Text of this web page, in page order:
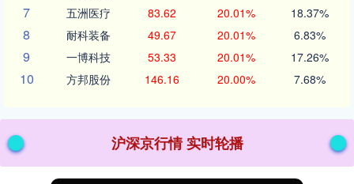
7 五洲医疗 83.62 20.01% 18.37%
8 耐科装备 49.67 20.01% 6.83%
9 一博科技 53.33 20.01% 17.26%
10 方邦股份 146.16 20.00% 7.68%
沪深京行情 实时轮播